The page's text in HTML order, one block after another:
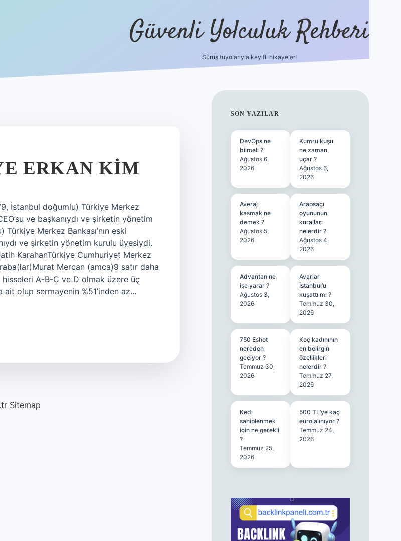
Güvenli Yolculuk Rehberi
Sürüş tüyolarıyla keyifli hikayeler!
ERKAN KIM
İstanbul doğumlu) Türkiye Merkez
ve başkanıydı ve şirketin yönetim
Merkez Bankası’nın eski
ve şirketin yönetim kurulu üyesiydi.
KarahanTürkiye Cumhuriyet Merkez
Mercan (amca)9 satır daha
hisseleri A-B-C ve D olmak üzere üç
ait olup sermayenin %51’inden az…
Sitemap
SIDEBAR
SON YAZILAR
DevOps ne
bilmeli ?
Ağustos 6,
2026
Kumru kuşu
ne zaman
uçar ?
Ağustos 6,
2026
Averaj
kasmak ne
demek ?
Ağustos 5,
2026
Arapsaçı
oyununun
kuralları
nelerdir ?
Ağustos 4,
2026
Advantan ne
işe yarar ?
Ağustos 3,
2026
Avarlar
İstanbul’u
kuşattı mı ?
Temmuz 30,
2026
750 Eshot
nereden
geçiyor ?
Temmuz 30,
2026
Koç kadınının
en belirgin
özellikleri
nelerdir ?
Temmuz 27,
2026
Kedi
sahiplenmek
için ne gerekli
?
Temmuz 25,
2026
500 TL’ye kaç
euro alınıyor ?
Temmuz 24,
2026
grandoperabet